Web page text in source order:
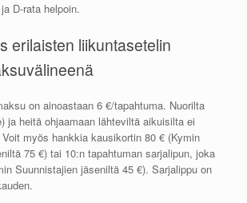
D-rata helpoin.
erilaisten liikuntasetelin
on ainoastaan 6 €/tapahtuma. Nuorilta
ja heitä ohjaamaan lähteviltä aikuisilta ei
myös hankkia kausikortin 80 € (Kymin
75 €) tai 10:n tapahtuman sarjalipun, joka
Suunnistajien jäseniltä 45 €). Sarjalippu on